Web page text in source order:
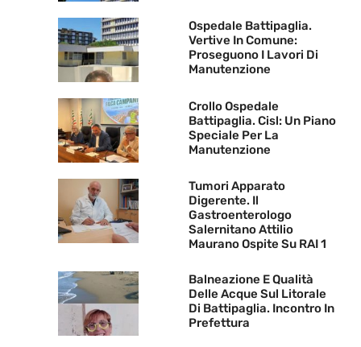
Ospedale Battipaglia.
Vertive In Comune:
Proseguono I Lavori Di
Manutenzione
Crollo Ospedale
Battipaglia. Cisl: Un Piano
Speciale Per La
Manutenzione
Tumori Apparato
Digerente. Il
Gastroenterologo
Salernitano Attilio
Maurano Ospite Su RAI 1
Balneazione E Qualità
Delle Acque Sul Litorale
Di Battipaglia. Incontro In
Prefettura